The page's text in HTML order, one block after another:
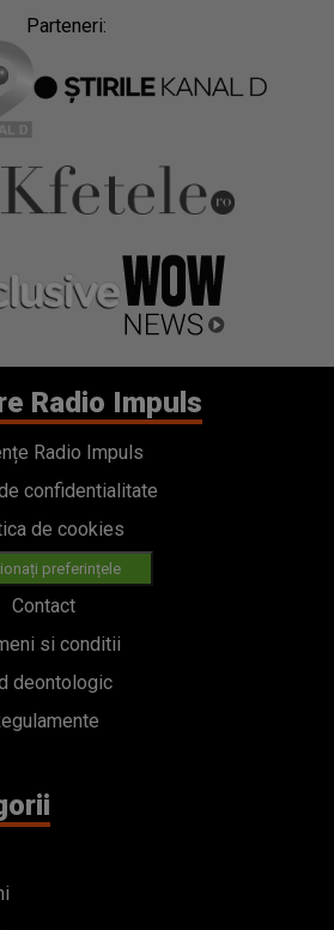
Parteneri:
Radio Impuls
Radio Impuls
confidentialitate
de cookies
preferințele
Contact
si conditii
deontologic